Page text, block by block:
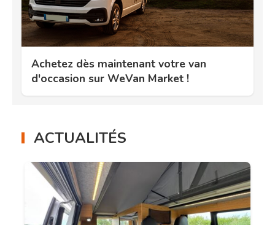
Achetez dès maintenant votre van
d'occasion sur WeVan Market !
ACTUALITÉS